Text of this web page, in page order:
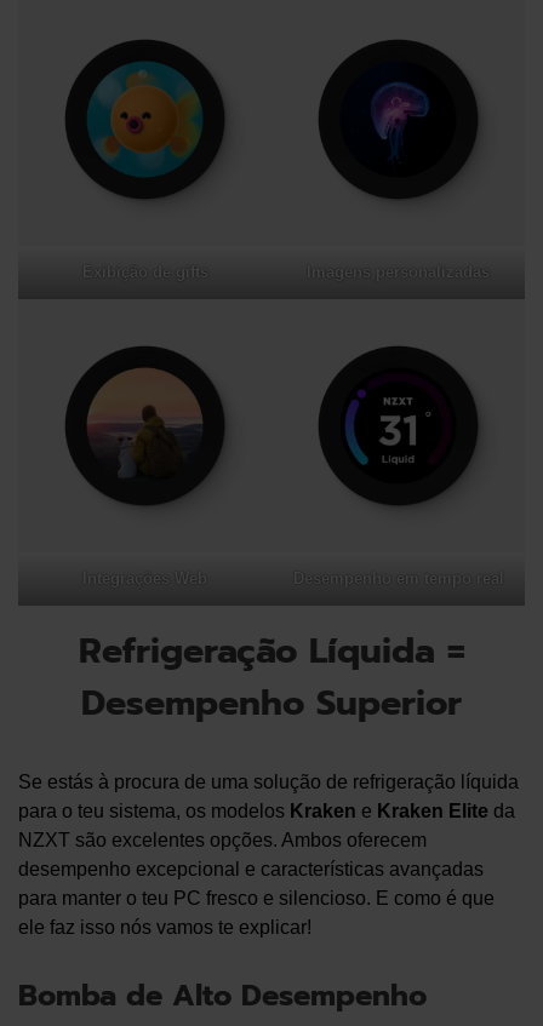
Exibição de gifts Imagens personalizadas
Integrações Web Desempenho em tempo real
Refrigeração Líquida =
Desempenho Superior
Se estás à procura de uma solução de refrigeração líquida
para o teu sistema, os modelos Kraken e Kraken Elite da
NZXT são excelentes opções. Ambos oferecem
desempenho excepcional e características avançadas
para manter o teu PC fresco e silencioso. E como é que
ele faz isso nós vamos te explicar!
Bomba de Alto Desempenho